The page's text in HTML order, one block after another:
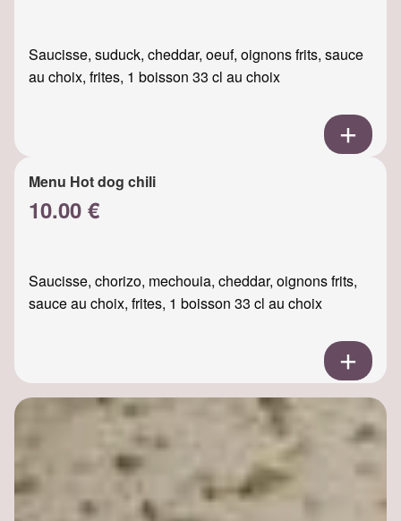
Saucisse, suduck, cheddar, oeuf, oignons frits, sauce
au choix, frites, 1 boisson 33 cl au choix
Menu Hot dog chili
10.00 €
Saucisse, chorizo, mechouia, cheddar, oignons frits,
sauce au choix, frites, 1 boisson 33 cl au choix